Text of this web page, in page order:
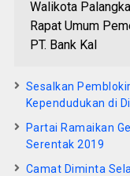
Walikota
Rapat Umum
PT. Bank Kal
Sesalkan
Kependudukan di
Partai Ramaikan
Serentak 2019
Camat Diminta